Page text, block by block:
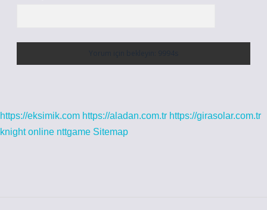
https://eksimik.com https://aladan.com.tr https://girasolar.com.tr
knight online nttgame Sitemap